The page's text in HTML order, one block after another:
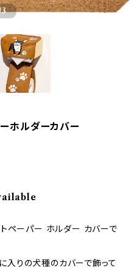
3
ホルダーカバー
トペーパー ホルダー カバーで
りの犬種のカバーで飾って